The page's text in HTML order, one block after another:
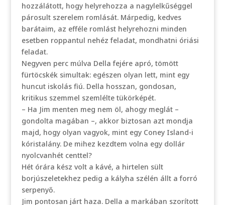
hozzálátott, hogy helyrehozza a nagylelkűséggel
párosult szerelem romlását. Márpedig, kedves
barátaim, az efféle romlást helyrehozni minden
esetben roppantul nehéz feladat, mondhatni óriási
feladat.
Negyven perc múlva Della fejére apró, tömött
fürtöcskék simultak: egészen olyan lett, mint egy
huncut iskolás fiú. Della hosszan, gondosan,
kritikus szemmel szemlélte tükörképét.
– Ha Jim menten meg nem öl, ahogy meglát –
gondolta magában –, akkor biztosan azt mondja
majd, hogy olyan vagyok, mint egy Coney Island-i
kóristalány. De mihez kezdtem volna egy dollár
nyolcvanhét centtel?
Hét órára kész volt a kávé, a hirtelen sült
borjúszeletekhez pedig a kályha szélén állt a forró
serpenyő.
Jim pontosan járt haza. Della a markában szorított